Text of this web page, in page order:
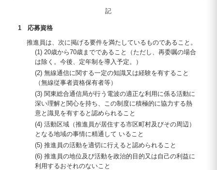
記
1 応募資格
推進員は、次に掲げる要件を満たしているものであること。
(1) 20歳から70歳までであること（ただし、再委嘱の場合
は除く。今後、定年制を導入予定。）
(2) 無線通信に関する一定の知識又は経験を有すること
（無線従事者資格保有者等）
(3) 関東総合通信局が行う電波の適正な利用に係る活動に
深い理解と関心を持ち、この制度に積極的に協力する熱
意と識見を有すると認められること
(4) 活動区域（推進員が居住する市区町村及びその周辺）
となる地域の事情に精通して いること
(5) 推進員の活動を適切に行えると認められること
(6) 推進員の地位及び活動を政治的目的又は自己の利益に
利用するおそれのないこと